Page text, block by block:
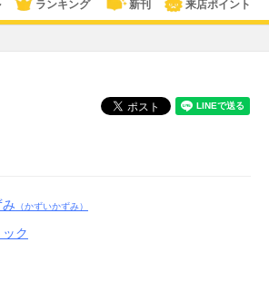
ランキング 新刊 来店ポイント
（かずいかずみ）
ク